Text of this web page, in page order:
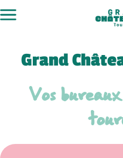
au
Grand
Vos